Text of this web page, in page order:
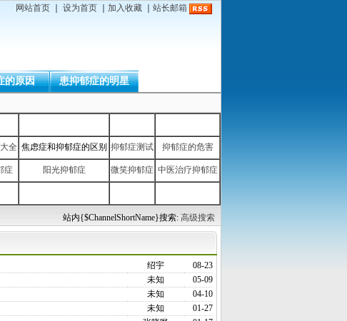
网站首页 设为首页 加入收藏 站长邮箱
的原因 患抑郁症的明星
全 焦虑症和抑郁症的区别 抑郁症测试 抑郁症的危害
症 阳光抑郁症 微笑抑郁症 中医治疗抑郁症
站内{$ChannelShortName}搜索: 高级搜索
绍宇
08-23
未知
05-09
未知
04-10
未知
01-27